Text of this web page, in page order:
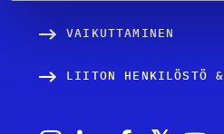
VAIKUTTAMINEN
LIITON HENKILÖSTÖ